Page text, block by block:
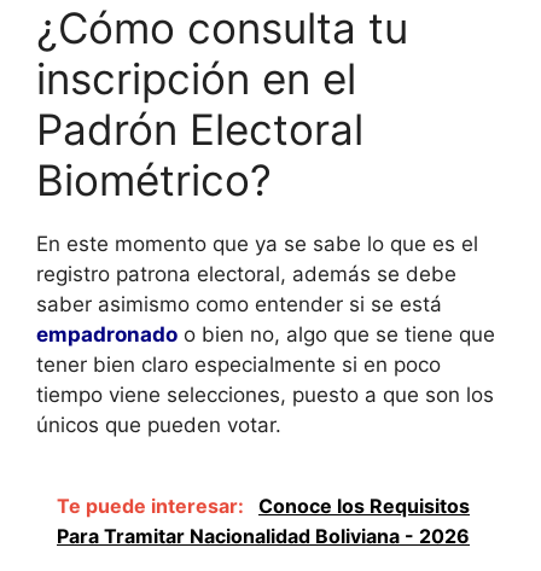
¿Cómo consulta tu
inscripción en el
Padrón Electoral
Biométrico?
En este momento que ya se sabe lo que es el
registro patrona electoral, además se debe
saber asimismo como entender si se está
empadronado o bien no, algo que se tiene que
tener bien claro especialmente si en poco
tiempo viene selecciones, puesto a que son los
únicos que pueden votar.
Te puede interesar:
Conoce los Requisitos
Para Tramitar Nacionalidad Boliviana - 2026